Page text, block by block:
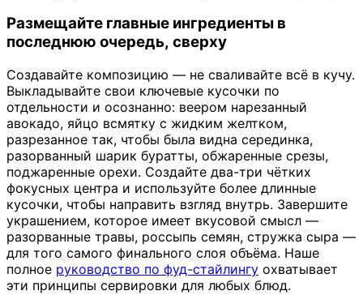
Размещайте главные ингредиенты в
последнюю очередь, сверху
Создавайте композицию — не сваливайте всё в кучу.
Выкладывайте свои ключевые кусочки по
отдельности и осознанно: веером нарезанный
авокадо, яйцо всмятку с жидким желтком,
разрезанное так, чтобы была видна серединка,
разорванный шарик буратты, обжаренные срезы,
поджаренные орехи. Создайте два-три чётких
фокусных центра и используйте более длинные
кусочки, чтобы направить взгляд внутрь. Завершите
украшением, которое имеет вкусовой смысл —
разорванные травы, россыпь семян, стружка сыра —
для того самого финального слоя объёма. Наше
полное руководство по фуд-стайлингу охватывает
эти принципы сервировки для любых блюд.